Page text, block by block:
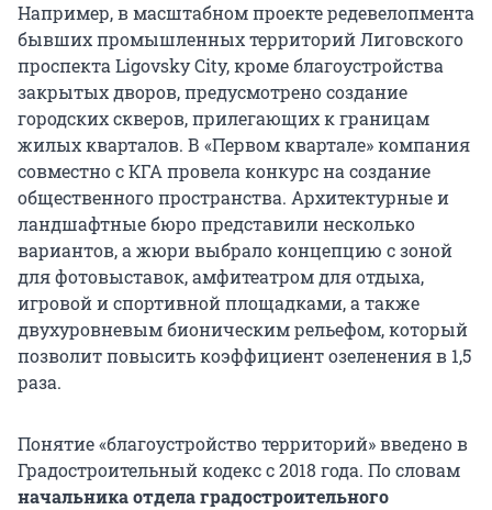
Например, в масштабном проекте редевелопмента
бывших промышленных территорий Лиговского
проспекта Ligovsky City, кроме благоустройства
закрытых дворов, предусмотрено создание
городских скверов, прилегающих к границам
жилых кварталов. В «Первом квартале» компания
совместно с КГА провела конкурс на создание
общественного пространства. Архитектурные и
ландшафтные бюро представили несколько
вариантов, а жюри выбрало концепцию с зоной
для фотовыставок, амфитеатром для отдыха,
игровой и спортивной площадками, а также
двухуровневым бионическим рельефом, который
позволит повысить коэффициент озеленения в 1,5
раза.
Понятие «благоустройство территорий» введено в
Градостроительный кодекс с 2018 года. По словам
начальника отдела градостроительного